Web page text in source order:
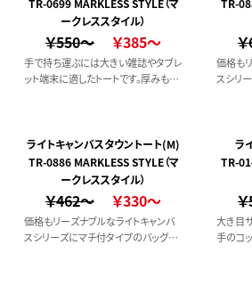
TR-0699 MARKLESS STYLE（マ
ークレススタイル）
￥550～ ￥385～
手で持ち運ぶには大きい雑誌やタブレ
ット端末に適したトートです。厚みもし
TR-
価格も
スシリ
ライトキャンバスタウントート(M)
TR-0886 MARKLESS STYLE（マ
ークレススタイル）
￥462～ ￥330～
価格もリーズナブルなライトキャンバ
スシリーズにマチ付タイプのバッグ3サ
ラ
TR-
大き目
手のコ